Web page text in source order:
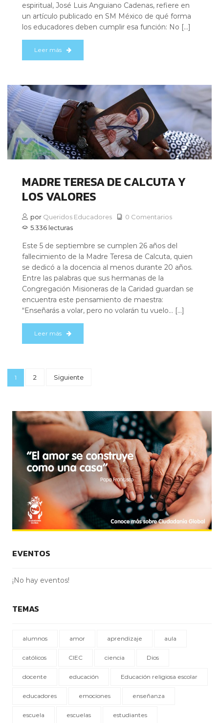
espiritual, José Luis Anguiano Cadenas, refiere en
un artículo publicado en SM México de qué forma
los educadores deben cumplir esa función: No […]
Leer más
MADRE TERESA DE CALCUTA Y
LOS VALORES
por Queridos Educadores
0 Comentarios
5.336 lecturas
Este 5 de septiembre se cumplen 26 años del
fallecimiento de la Madre Teresa de Calcuta, quien
se dedicó a la docencia al menos durante 20 años.
Entre las palabras que sus hermanas de la
Congregación Misioneras de la Caridad guardan se
encuentra este pensamiento de maestra:
“Enseñarás a volar, pero no volarán tu vuelo… […]
Leer más
1 2 Siguiente
EVENTOS
¡No hay eventos!
TEMAS
alumnos amor aprendizaje aula
católicos CIEC ciencia Dios
docente educación Educación religiosa escolar
educadores emociones enseñanza
escuela escuelas estudiantes